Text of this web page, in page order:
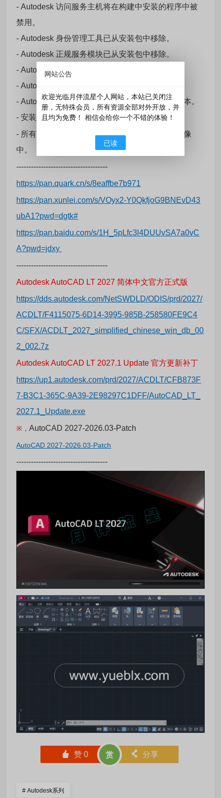
- Autodesk 访问服务主机将在构建中安装的程序中被
禁用。
- Autodesk 身份管理工具已从安装包中移除。
- Autodesk 正规服务模块已从安装包中移除。
- Autodesk 许可自动更新机制已被禁用。
- AutoCAD LT 2027.1 更新已集成到安装包中。
- Autodesk 按需安装服务已更新至 2.22.0.548 版本。
- 安装程序已更新为2.22.0.7版本。
- 所有固化程序所需的材料都在Crack文件夹的映像
中。
-------------------------------------
https://pan.quark.cn/s/8eaffbe7b971
https://pan.xunlei.com/s/VOyx2-Y0QkfjoG9BNEvD43
ubA1?pwd=dgtk#
https://pan.baidu.com/s/1H_5pLfc3l4DUUvSA7a0vC
A?pwd=jdxy
-------------------------------------
Autodesk AutoCAD LT 2027 简体中文官方正式版
https://dds.autodesk.com/NetSWDLD/ODIS/prd/2027/
ACDLT/F4115075-6D14-3995-985B-258580FE9C4
C/SFX/ACDLT_2027_simplified_chinese_win_db_00
2_002.7z
Autodesk AutoCAD LT 2027.1 Update 官方更新补丁
https://up1.autodesk.com/prd/2027/ACDLT/CFB873F
7-B3C1-365C-9A39-2E98297C1DFF/AutoCAD_LT_
2027.1_Update.exe
※，AutoCAD 2027-2026.03-Patch
AutoCAD 2027-2026.03-Patch
-------------------------------------
󰄼 赞0 赏 󰄯 分享
# Autodesk系列
网站公告
欢迎光临月伴流星个人网站，本站已关闭注
册，无特殊会员，所有资源全部对外开放，并
且均为免费！ 相信会给你一个不错的体验！
已读